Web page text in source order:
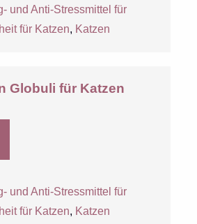
und Anti-Stressmittel für
für Katzen, Katzen
Globuli für Katzen
und Anti-Stressmittel für
für Katzen, Katzen